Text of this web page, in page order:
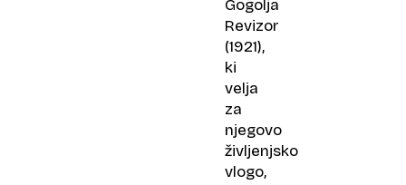
Gogolja
Revizor
(1921),
ki
velja
za
njegovo
življenjsko
vlogo,